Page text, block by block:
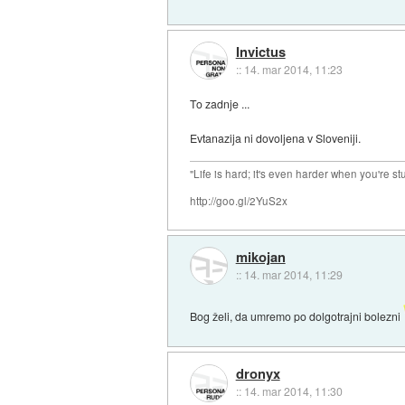
Invictus
:: 14. mar 2014, 11:23
To zadnje ...
Evtanazija ni dovoljena v Sloveniji.
"Life is hard; it's even harder when you're
http://goo.gl/2YuS2x
mikojan
:: 14. mar 2014, 11:29
Bog želi, da umremo po dolgotrajni bolezni
dronyx
:: 14. mar 2014, 11:30